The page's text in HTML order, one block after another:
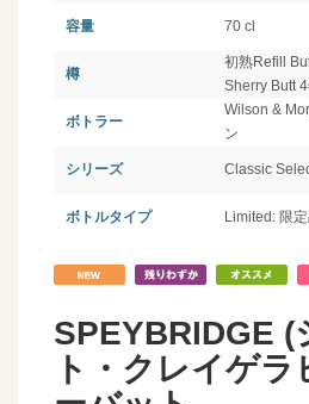
容量 70 cl
樽
初熟Refill
Sherry Butt
ボトラー
Wilson &
ン
シリーズ Classic
ボトルタイプ Limited: 限
SPEYBRIDGE (
ト・クレイゲラ